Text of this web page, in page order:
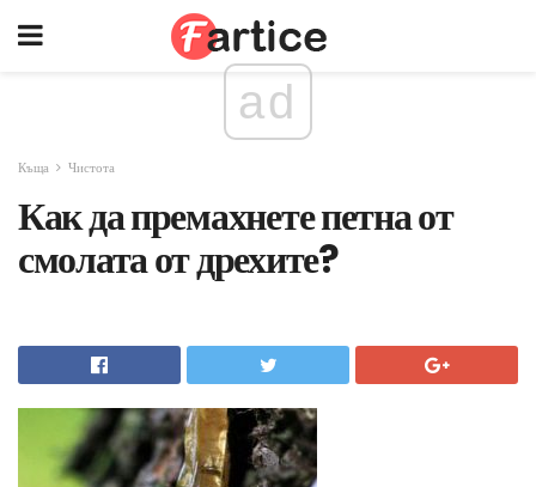
ad
Къща Чистота
Как да премахнете петна от
смолата от дрехите?